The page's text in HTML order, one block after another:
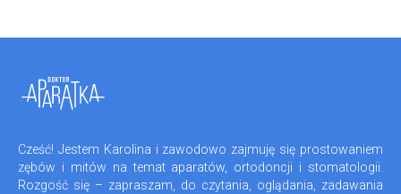
Cześć! Jestem Karolina i zawodowo zajmuję się prostowaniem
zębów i mitów na temat aparatów, ortodoncji i stomatologii.
Rozgość się – zapraszam, do czytania, oglądania, zadawania